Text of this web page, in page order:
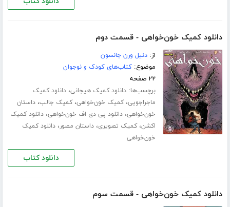
دانلود کمیک خون‌خواهی - قسمت دوم
از:دنیل ورن جانسون
موضوع:کتاب‌های کودک و نوجوان
۲۲ صفحه
برچسب‌ها:دانلود کمیک هیجانی،دانلود کمیک
ماجراجویی،کمیک خون‌خواهی،کمیک جالب،داستان
خون‌خواهی،دانلود پی دی اف خون‌خواهی،دانلود کمیک
اکشن،کمیک تصویری،داستان مصور،دانلود کمیک
خون‌خواهی
دانلود کتاب
دانلود کمیک خون‌خواهی - قسمت سوم